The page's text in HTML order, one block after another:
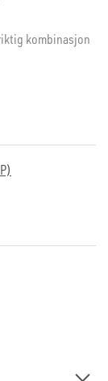
kombinasjon